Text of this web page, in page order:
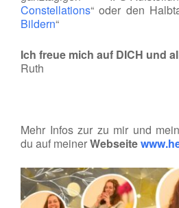
Constellations“ oder den
Bildern“
Ich freue mich auf DICH und
Ruth
Mehr Infos zur zu mir und
du auf meinerWebseite